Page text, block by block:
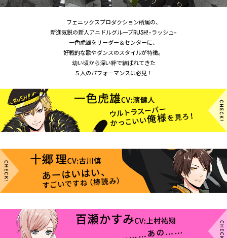
フェニックスプロダクション所属の、
新進気鋭の新人アニドルグループRUSH!-ラッシュ-
一色虎雄をリーダー＆センターに、
好戦的な歌やダンスのスタイルが特徴。
幼い頃から深い絆で結ばれてきた
５人のパフォーマンスは必見！